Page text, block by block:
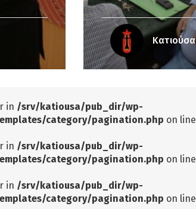
Κατιούσα
in /srv/katiousa/pub_dir/wp-
category/pagination.php on line
in /srv/katiousa/pub_dir/wp-
category/pagination.php on line
in /srv/katiousa/pub_dir/wp-
category/pagination.php on line